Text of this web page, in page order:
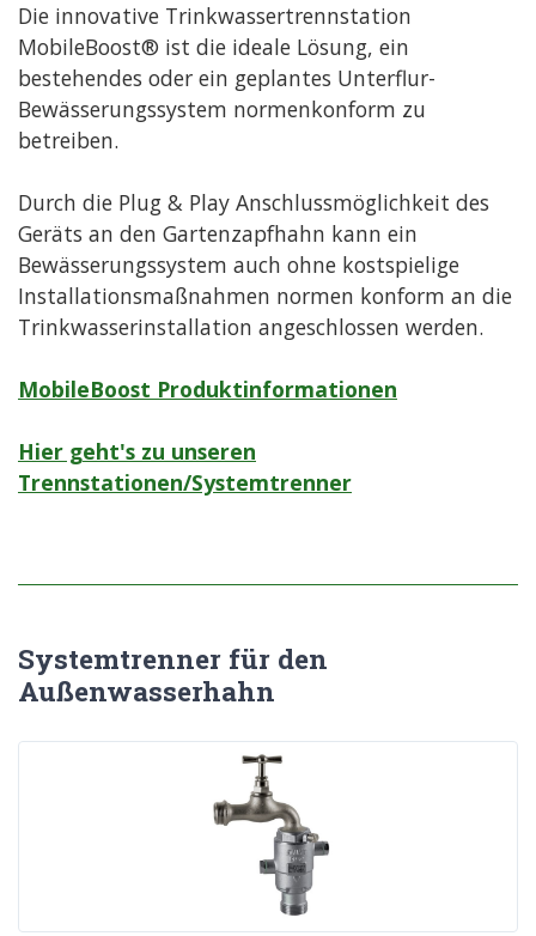
Die innovative Trinkwassertrennstation
MobileBoost® ist die ideale Lösung, ein
bestehendes oder ein geplantes Unterflur-
Bewässerungssystem normenkonform zu
betreiben.
Durch die Plug & Play Anschlussmöglichkeit des
Geräts an den Gartenzapfhahn kann ein
Bewässerungssystem auch ohne kostspielige
Installationsmaßnahmen normen konform an die
Trinkwasserinstallation angeschlossen werden.
MobileBoost Produktinformationen
Hier geht's zu unseren
Trennstationen/Systemtrenner
Systemtrenner für den
Außenwasserhahn